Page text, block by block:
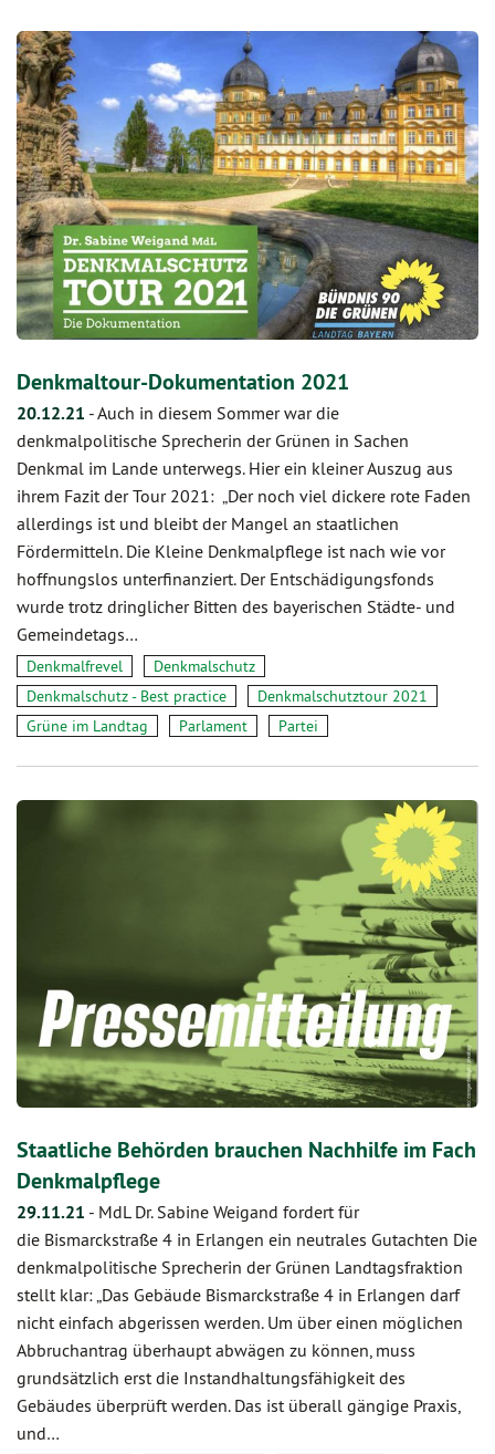
Denkmaltour-Dokumentation 2021
20.12.21 -Auch in diesem Sommer war die
denkmalpolitische Sprecherin der Grünen in Sachen
Denkmal im Lande unterwegs. Hier ein kleiner Auszug aus
ihrem Fazit der Tour 2021: „Der noch viel dickere rote Faden
allerdings ist und bleibt der Mangel an staatlichen
Fördermitteln. Die Kleine Denkmalpflege ist nach wie vor
hoffnungslos unterfinanziert. Der Entschädigungsfonds
wurde trotz dringlicher Bitten des bayerischen Städte- und
Gemeindetags…
Denkmalfrevel
Denkmalschutz
Denkmalschutz - Best practice
Denkmalschutztour 2021
Grüne im Landtag
Parlament Partei
Staatliche Behörden brauchen Nachhilfe im Fach
Denkmalpflege
29.11.21 - MdL Dr. Sabine Weigand fordert für
die Bismarckstraße 4 in Erlangen ein neutrales Gutachten Die
denkmalpolitische Sprecherin der Grünen Landtagsfraktion
stellt klar: „Das Gebäude Bismarckstraße 4 in Erlangen darf
nicht einfach abgerissen werden. Um über einen möglichen
Abbruchantrag überhaupt abwägen zu können, muss
grundsätzlich erst die Instandhaltungsfähigkeit des
Gebäudes überprüft werden. Das ist überall gängige Praxis,
und…